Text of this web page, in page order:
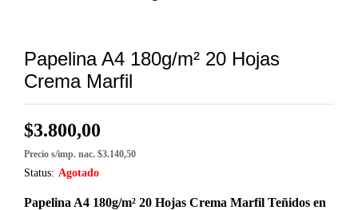
Papelina A4 180g/m² 20 Hojas
Crema Marfil
$3.800,00
Precio s/imp. nac. $3.140,50
Status: Agotado
Papelina A4 180g/m² 20 Hojas Crema Marfil Teñidos en